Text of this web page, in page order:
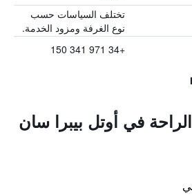
تختلف السياسات حسب
نوع الغرفة ومزود الخدمة.
+34 971 341 150
في أوتل بيبرا سان